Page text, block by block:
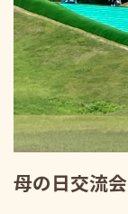
母の日交流